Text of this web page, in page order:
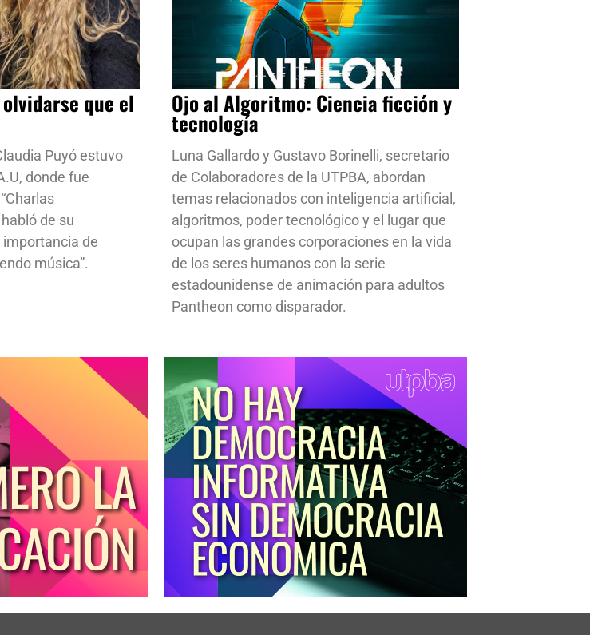
que el
Puyó estuvo
donde fue
de su
de
música”.
Ojo al Algoritmo: Ciencia ficción y
tecnología
Luna Gallardo y Gustavo Borinelli, secretario
de Colaboradores de la UTPBA, abordan
temas relacionados con inteligencia artificial,
algoritmos, poder tecnológico y el lugar que
ocupan las grandes corporaciones en la vida
de los seres humanos con la serie
estadounidense de animación para adultos
Pantheon como disparador.